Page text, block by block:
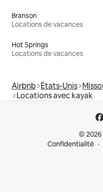
Branson
Locations de vacances
Hot Springs
Locations de vacances
Airbnb États-Unis
Locations avec kayak
© 2026
Confidentialité